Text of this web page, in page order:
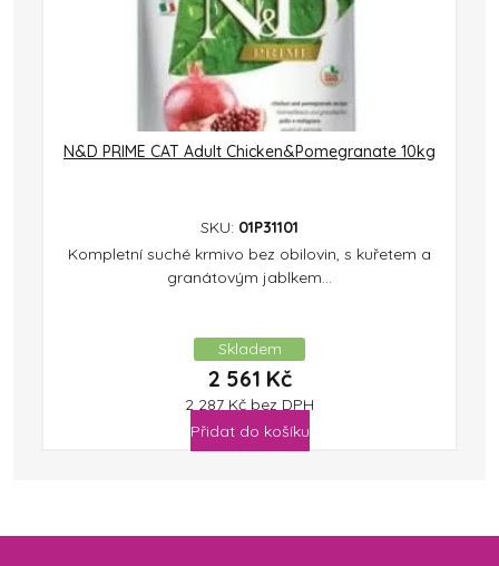
N&D PRIME CAT Adult Chicken&Pomegranate 10kg
SKU: 01P31101
Kompletní suché krmivo bez obilovin, s kuřetem a
granátovým jablkem...
Skladem
2 561 Kč
2 287 Kč bez DPH
Přidat do košíku